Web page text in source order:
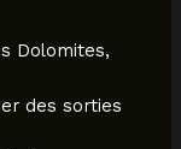
Dolomites,
des sorties